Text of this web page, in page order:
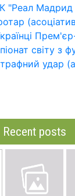
"Реал Мадрид
Прем'єр-
світу з
удар
Recent posts